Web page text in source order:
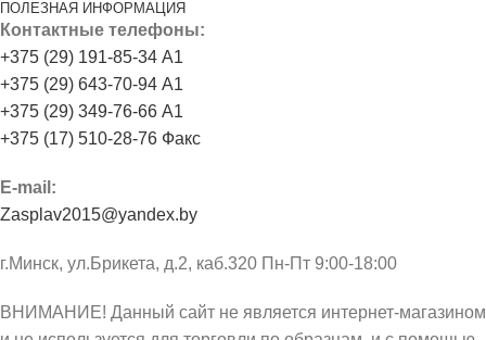
ПОЛЕЗНАЯ ИНФОРМАЦИЯ
Контактные телефоны:
+375 (29) 191-85-34 А1
+375 (29) 643-70-94 А1
+375 (29) 349-76-66 А1
+375 (17) 510-28-76 Факс
E-mail:
Zasplav2015@yandex.by
г.Минск, ул.Брикета, д.2, каб.320 Пн-Пт 9:00-18:00
ВНИМАНИЕ! Данный сайт не является интернет-магазином